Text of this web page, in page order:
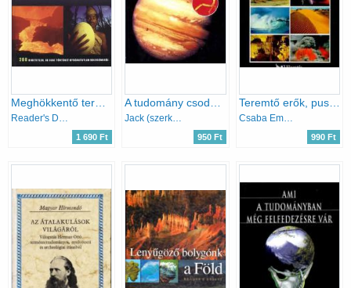
1 690 Ft 950 Ft
Teremtő erők, pusztító elemek (Reader's Digest Válogatás)
Csaba Emese (főszerk.)
990 Ft